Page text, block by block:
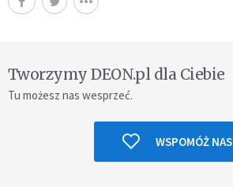
Tworzymy DEON.pl dla Ciebie
Tu możesz nas wesprzeć.
WSPOMÓŻ NAS